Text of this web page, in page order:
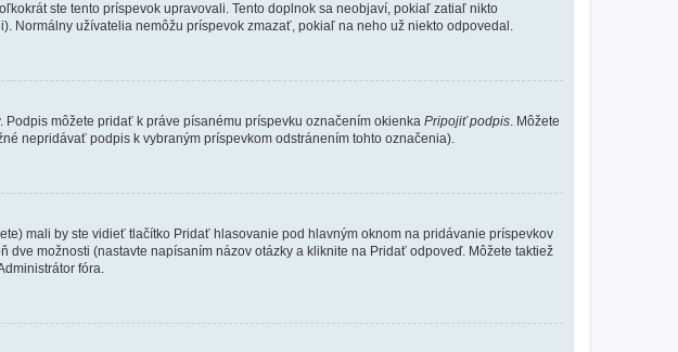
ste tento príspevok upravovali. Tento doplnok sa neobjaví, pokiaľ zatiaľ nikto
Normálny užívatelia nemôžu príspevok zmazať, pokiaľ na neho už niekto odpovedal.
Podpis môžete pridať k práve písanému príspevku označením okienka Pripojiť podpis. Môžete
nepridávať podpis k vybraným príspevkom odstránením tohto označenia).
mali by ste vidieť tlačítko Pridať hlasovanie pod hlavným oknom na pridávanie príspevkov
možnosti (nastavte napísaním názov otázky a kliknite na Pridať odpoveď. Môžete taktiež
fóra.